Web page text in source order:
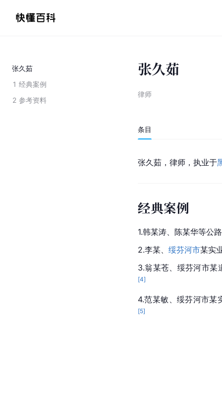
张久茹
1 经典案例
2 参考资料
张久茹
律师
条目
张久茹，律师，执业于
经典案例
1.韩某涛、陈某华等公
2.李某、 绥芬河市某实
3.翁某苍、绥芬河市某
[4]
4.范某敏、绥芬河市某
[5]